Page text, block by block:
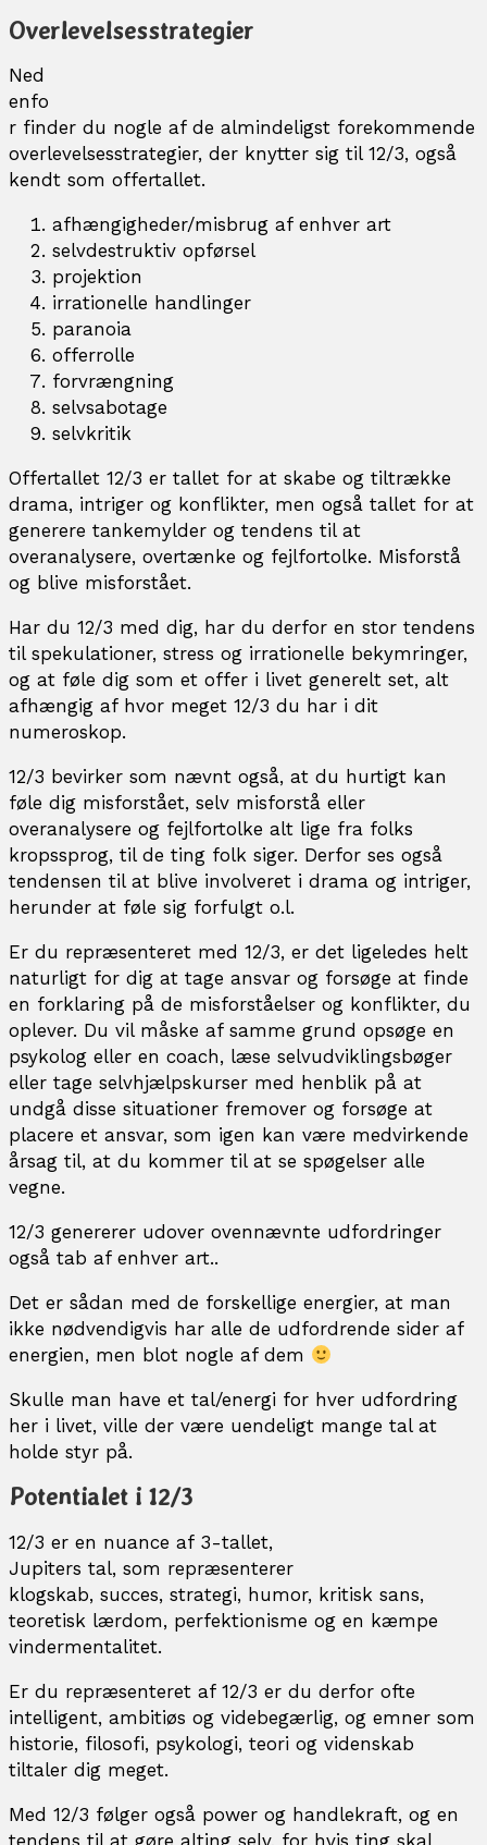
Overlevelsesstrategier
Ned
enfo
r finder du nogle af de almindeligst forekommende
overlevelsesstrategier, der knytter sig til 12/3, også
kendt som offertallet.
afhængigheder/misbrug af enhver art
selvdestruktiv opførsel
projektion
irrationelle handlinger
paranoia
offerrolle
forvrængning
selvsabotage
selvkritik
Offertallet 12/3 er tallet for at skabe og tiltrække
drama, intriger og konflikter, men også tallet for at
generere tankemylder og tendens til at
overanalysere, overtænke og fejlfortolke. Misforstå
og blive misforstået.
Har du 12/3 med dig, har du derfor en stor tendens
til spekulationer, stress og irrationelle bekymringer,
og at føle dig som et offer i livet generelt set, alt
afhængig af hvor meget 12/3 du har i dit
numeroskop.
12/3 bevirker som nævnt også, at du hurtigt kan
føle dig misforstået, selv misforstå eller
overanalysere og fejlfortolke alt lige fra folks
kropssprog, til de ting folk siger. Derfor ses også
tendensen til at blive involveret i drama og intriger,
herunder at føle sig forfulgt o.l.
Er du repræsenteret med 12/3, er det ligeledes helt
naturligt for dig at tage ansvar og forsøge at finde
en forklaring på de misforståelser og konflikter, du
oplever. Du vil måske af samme grund opsøge en
psykolog eller en coach, læse selvudviklingsbøger
eller tage selvhjælpskurser med henblik på at
undgå disse situationer fremover og forsøge at
placere et ansvar, som igen kan være medvirkende
årsag til, at du kommer til at se spøgelser alle
vegne.
12/3 genererer udover ovennævnte udfordringer
også tab af enhver art..
Det er sådan med de forskellige energier, at man
ikke nødvendigvis har alle de udfordrende sider af
energien, men blot nogle af dem
Skulle man have et tal/energi for hver udfordring
her i livet, ville der være uendeligt mange tal at
holde styr på.
Potentialet i 12/3
12/3 er en nuance af 3-tallet,
Jupiters tal, som repræsenterer
klogskab, succes, strategi, humor, kritisk sans,
teoretisk lærdom, perfektionisme og en kæmpe
vindermentalitet.
Er du repræsenteret af 12/3 er du derfor ofte
intelligent, ambitiøs og videbegærlig, og emner som
historie, filosofi, psykologi, teori og videnskab
tiltaler dig meget.
Med 12/3 følger også power og handlekraft, og en
tendens til at gøre alting selv, for hvis ting skal